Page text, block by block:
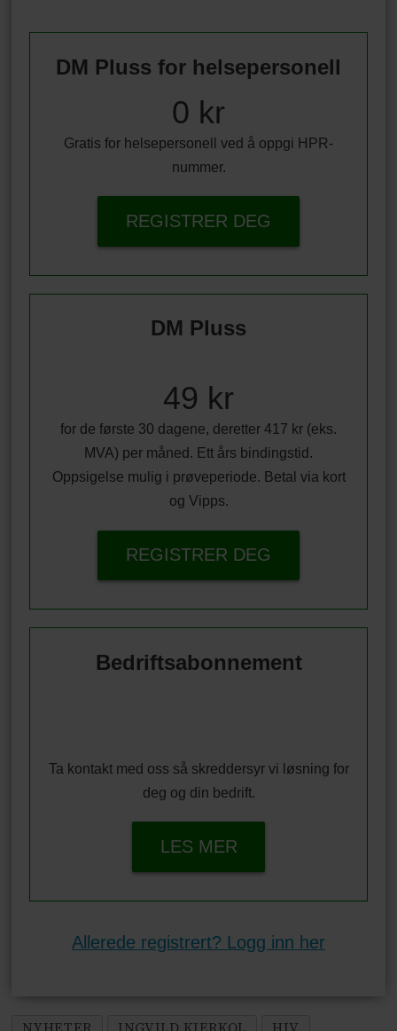
DM Pluss for helsepersonell
0 kr
Gratis for helsepersonell ved å oppgi HPR-
nummer.
REGISTRER DEG
DM Pluss
49 kr
for de første 30 dagene, deretter 417 kr (eks.
MVA) per måned. Ett års bindingstid.
Oppsigelse mulig i prøveperiode. Betal via kort
og Vipps.
REGISTRER DEG
Bedriftsabonnement
Ta kontakt med oss så skreddersyr vi løsning for
deg og din bedrift.
LES MER
Allerede registrert? Logg inn her